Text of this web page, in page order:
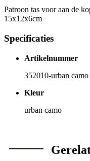
Patroon tas voor aan de
15x12x6cm
Specificaties
Artikelnummer
352010-urban camo
Kleur
urban camo